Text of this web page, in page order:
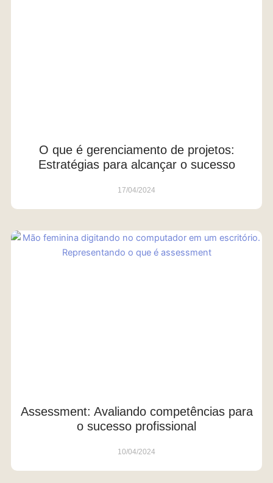
O que é gerenciamento de projetos:
Estratégias para alcançar o sucesso
17/04/2024
Assessment: Avaliando competências para
o sucesso profissional
10/04/2024